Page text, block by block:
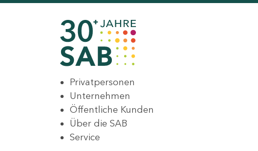
Privatpersonen
Unternehmen
Öffentliche Kunden
Über die SAB
Service